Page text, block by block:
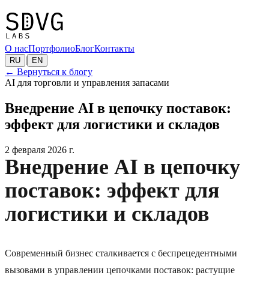
О насПортфолиоБлогКонтакты
RU | EN
← Вернуться к блогу
AI для торговли и управления запасами
Внедрение AI в цепочку поставок:
эффект для логистики и складов
2 февраля 2026 г.
Внедрение AI в цепочку
поставок: эффект для
логистики и складов
Современный бизнес сталкивается с беспрецедентными
вызовами в управлении цепочками поставок: растущие